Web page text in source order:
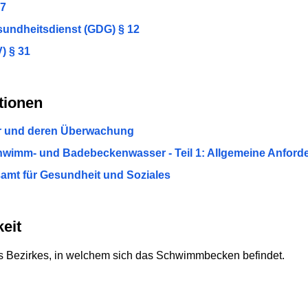
(GDG) § 12
§ 31
und deren Überwachung
und Badebeckenwasser - Teil 1: Allgemeine
für Gesundheit und Soziales
Bezirkes, in welchem sich das Schwimmbecken befindet.